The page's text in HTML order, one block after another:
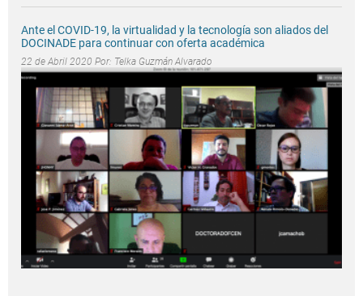
Ante el COVID-19, la virtualidad y la tecnología son aliados del
DOCINADE para continuar con oferta académica
22 de Abril 2020 Por: Telka Guzmán Alvarado